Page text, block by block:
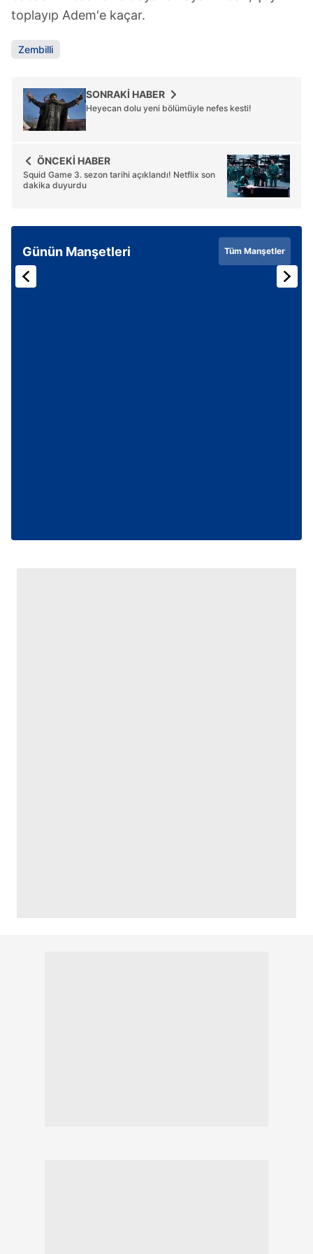
için Ayarlar butonuna tıklayabilir,
Metnimizi
ziyaret edebilirsiniz.
6698 sayılı Kişisel Verilerin Korunması Kanunu uyarınca
ilgili mevzuata uygun olarak kullanılan çerezlerle ilgili bilgi
almak için lütfentıklayınız.
toplayıp Adem'e kaçar.
Zembilli
SONRAKİ HABER
Heyecan dolu yeni bölümüyle nefes kesti!
ÖNCEKİ HABER
Squid Game 3. sezon tarihi açıklandı! Netflix son
dakika duyurdu
Günün Manşetleri Tüm Manşetler